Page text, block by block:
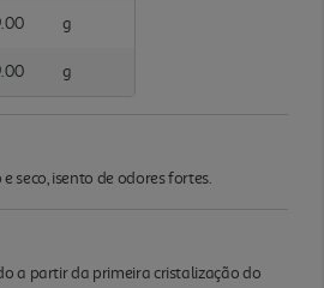
g
g
seco, isento de odores fortes.
a partir da primeira cristalização do